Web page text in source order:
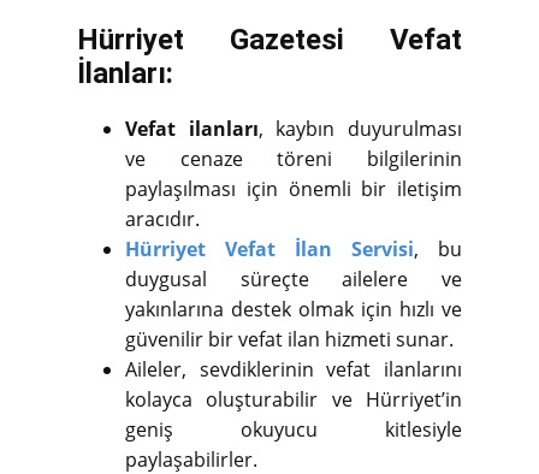
Hürriyet Gazetesi Vefat
İlanları:
Vefat ilanları, kaybın duyurulması
ve cenaze töreni bilgilerinin
paylaşılması için önemli bir iletişim
aracıdır.
Hürriyet Vefat İlan Servisi, bu
duygusal süreçte ailelere ve
yakınlarına destek olmak için hızlı ve
güvenilir bir vefat ilan hizmeti sunar.
Aileler, sevdiklerinin vefat ilanlarını
kolayca oluşturabilir ve Hürriyet’in
geniş okuyucu kitlesiyle
paylaşabilirler.